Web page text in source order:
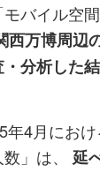
バイル空
西万博周辺
分析した
年4月にお
」は、 延